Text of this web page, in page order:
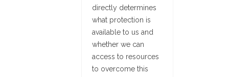
directly determines
what protection is
available to us and
whether we can
access to resources
to overcome this